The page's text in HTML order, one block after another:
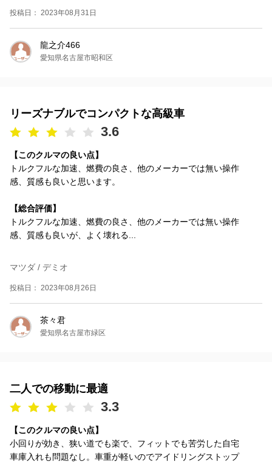
投稿日： 2023年08月31日
龍之介466
愛知県名古屋市昭和区
リーズナブルでコンパクトな高級車
3.6
【このクルマの良い点】
トルクフルな加速、燃費の良さ、他のメーカーでは無い操作
感、質感も良いと思います。
【総合評価】
トルクフルな加速、燃費の良さ、他のメーカーでは無い操作
感、質感も良いが、よく壊れる...
マツダ / デミオ
投稿日： 2023年08月26日
茶々君
愛知県名古屋市緑区
二人での移動に最適
3.3
【このクルマの良い点】
小回りが効き、狭い道でも楽で、フィットでも苦労した自宅
車庫入れも問題なし。車重が軽いのでアイドリングストップ